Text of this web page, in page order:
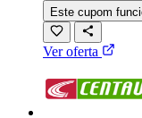
Este cupom
Ver oferta